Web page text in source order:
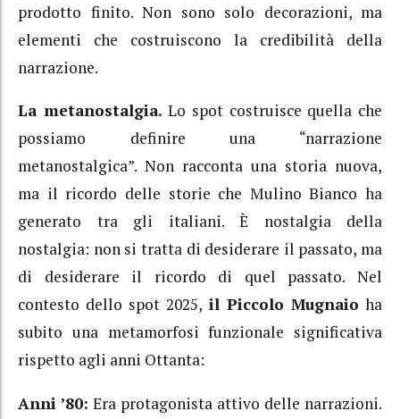
prodotto finito. Non sono solo decorazioni, ma
elementi che costruiscono la credibilità della
narrazione.
La metanostalgia.Lo spot costruisce quella che
possiamo definire una “narrazione
metanostalgica”. Non racconta una storia nuova,
ma il ricordo delle storie che Mulino Bianco ha
generato tra gli italiani. È nostalgia della
nostalgia: non si tratta di desiderare il passato, ma
di desiderare il ricordo di quel passato. Nel
contesto dello spot 2025, il Piccolo Mugnaio ha
subito una metamorfosi funzionale significativa
rispetto agli anni Ottanta:
Anni ’80: Era protagonista attivo delle narrazioni.